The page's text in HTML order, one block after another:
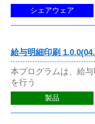
シェアウェア
給与明細印刷
本プログラムは、給
を行う
製品